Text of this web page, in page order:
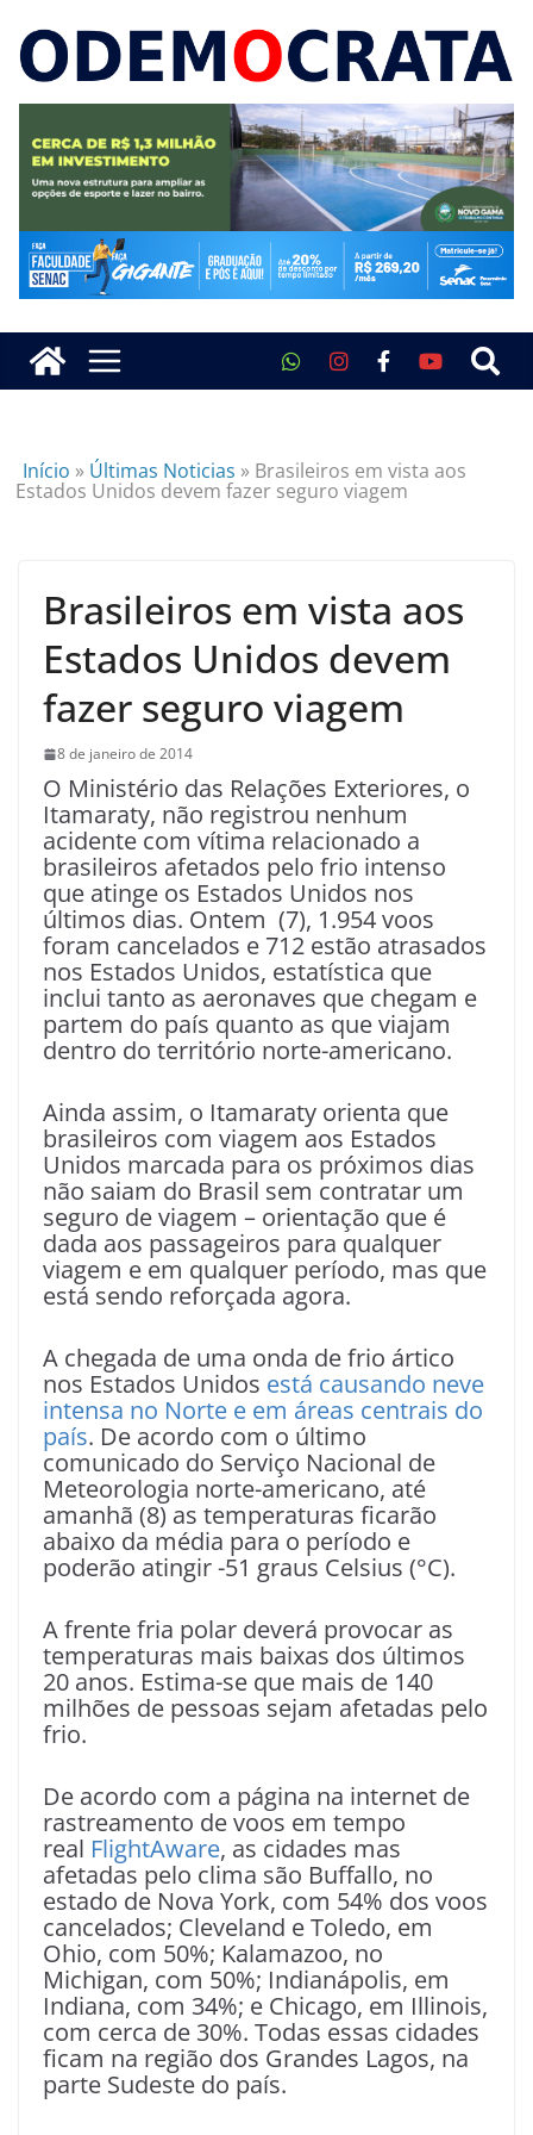
Início » Últimas Noticias » Brasileiros em vista aos
Estados Unidos devem fazer seguro viagem
Brasileiros em vista aos
Estados Unidos devem
fazer seguro viagem
8 de janeiro de 2014
O Ministério das Relações Exteriores, o
Itamaraty, não registrou nenhum
acidente com vítima relacionado a
brasileiros afetados pelo frio intenso
que atinge os Estados Unidos nos
últimos dias. Ontem (7), 1.954 voos
foram cancelados e 712 estão atrasados
nos Estados Unidos, estatística que
inclui tanto as aeronaves que chegam e
partem do país quanto as que viajam
dentro do território norte-americano.
Ainda assim, o Itamaraty orienta que
brasileiros com viagem aos Estados
Unidos marcada para os próximos dias
não saiam do Brasil sem contratar um
seguro de viagem – orientação que é
dada aos passageiros para qualquer
viagem e em qualquer período, mas que
está sendo reforçada agora.
A chegada de uma onda de frio ártico
nos Estados Unidos está causando neve
intensa no Norte e em áreas centrais do
país. De acordo com o último
comunicado do Serviço Nacional de
Meteorologia norte-americano, até
amanhã (8) as temperaturas ficarão
abaixo da média para o período e
poderão atingir -51 graus Celsius (°C).
A frente fria polar deverá provocar as
temperaturas mais baixas dos últimos
20 anos. Estima-se que mais de 140
milhões de pessoas sejam afetadas pelo
frio.
De acordo com a página na internet de
rastreamento de voos em tempo
real FlightAware, as cidades mas
afetadas pelo clima são Buffallo, no
estado de Nova York, com 54% dos voos
cancelados; Cleveland e Toledo, em
Ohio, com 50%; Kalamazoo, no
Michigan, com 50%; Indianápolis, em
Indiana, com 34%; e Chicago, em Illinois,
com cerca de 30%. Todas essas cidades
ficam na região dos Grandes Lagos, na
parte Sudeste do país.